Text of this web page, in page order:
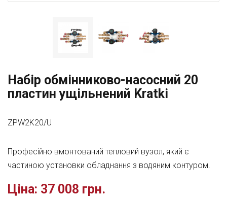
Набір обмінниково-насосний 20
пластин ущільнений Kratki
ZPW2K20/U
Професійно вмонтований тепловий вузол, який є
частиною установки обладнання з водяним контуром.
Ціна: 37 008 грн.